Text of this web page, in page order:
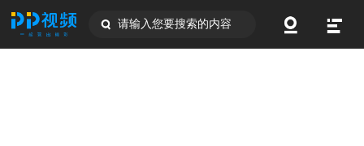
请输入您要搜索的内容